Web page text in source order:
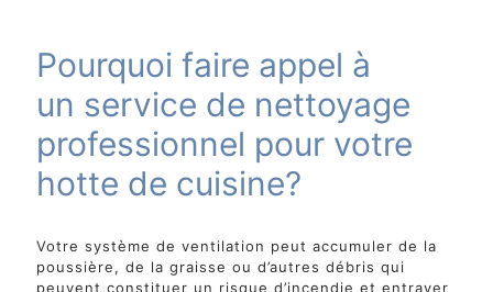
Pourquoi faire appel à
un service de nettoyage
professionnel pour votre
hotte de cuisine?
Votre système de ventilation peut accumuler de la
poussière, de la graisse ou d’autres débris qui
peuvent constituer un risque d’incendie et entraver